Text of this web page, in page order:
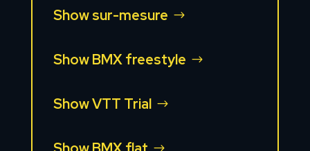
Show sur-mesure
Show BMX freestyle
Show VTT Trial